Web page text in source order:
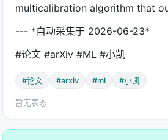
multicalibration algorithm that
--- *自动采集于 2026-06-23*
#论文 #arXiv #ML #小凯
#论文 #arxiv #ml #小凯
暂无表态